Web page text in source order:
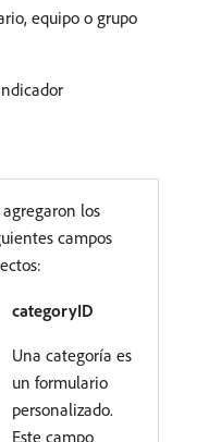
equipo o grupo
agregaron los
campos
categoryID
Una categoría es
un formulario
personalizado.
Este campo